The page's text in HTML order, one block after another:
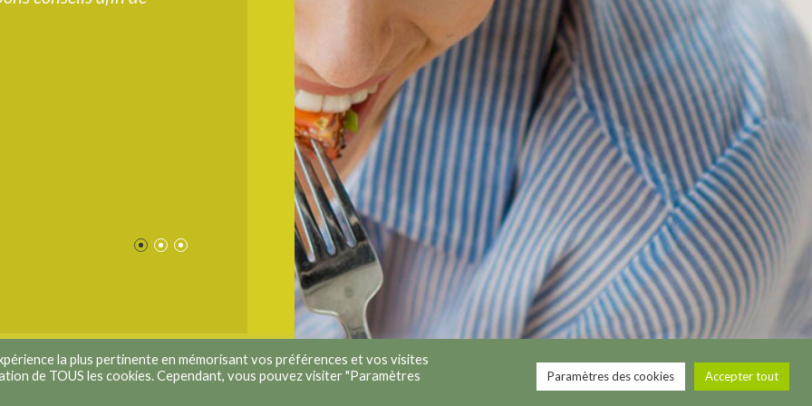
passionnée, elle vous accompagne avec douceur et bienveillance
vers une alimentation plus saine pour votre corps et votre esprit,
tout en respectant votre rythme. Les conseils prodigués sont très
pratiques et appréciés dans la vie quotidienne souvent bien
chargée. Les suivis permettent de se sentir motivé et boosté sur
le long terme. Une chance d'avoir croisé son chemin. Alors,
n'hésitez pas.
Anne
Politique de confidentialité Politique des cookies
la plus pertinente en mémorisant vos préférences et vos visites
de TOUS les cookies. Cependant, vous pouvez visiter "Paramètres
Paramètres des cookies Accepter tout